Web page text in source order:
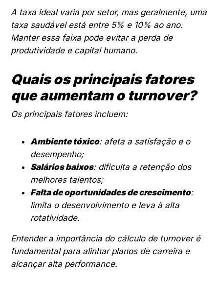
A taxa ideal varia por setor, mas geralmente, uma
taxa saudável está entre 5% e 10% ao ano.
Manter essa faixa pode evitar a perda de
produtividade e capital humano.
Quais os principais fatores
que aumentam o turnover?
Os principais fatores incluem:
Ambiente tóxico: afeta a satisfação e o
desempenho;
Salários baixos: dificulta a retenção dos
melhores talentos;
Falta de oportunidades de crescimento:
limita o desenvolvimento e leva à alta
rotatividade.
Entender a importância do cálculo de turnover é
fundamental para alinhar planos de carreira e
alcançar alta performance.